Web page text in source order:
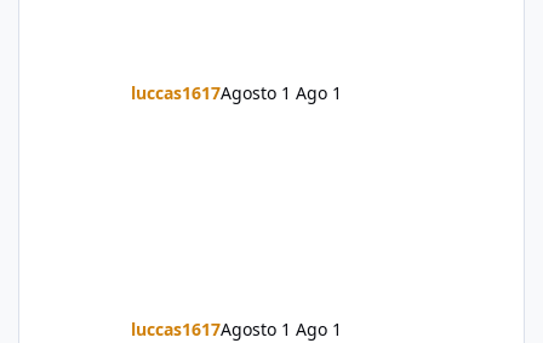
luccas1617Agosto 1 Ago 1
luccas1617Agosto 1 Ago 1